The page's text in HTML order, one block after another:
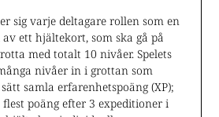
sig varje deltagare rollen som en
ett hjältekort, som ska gå på
med totalt 10 nivåer. Spelets
nivåer in i grottan som
samla erfarenhetspoäng (XP);
poäng efter 3 expeditioner i